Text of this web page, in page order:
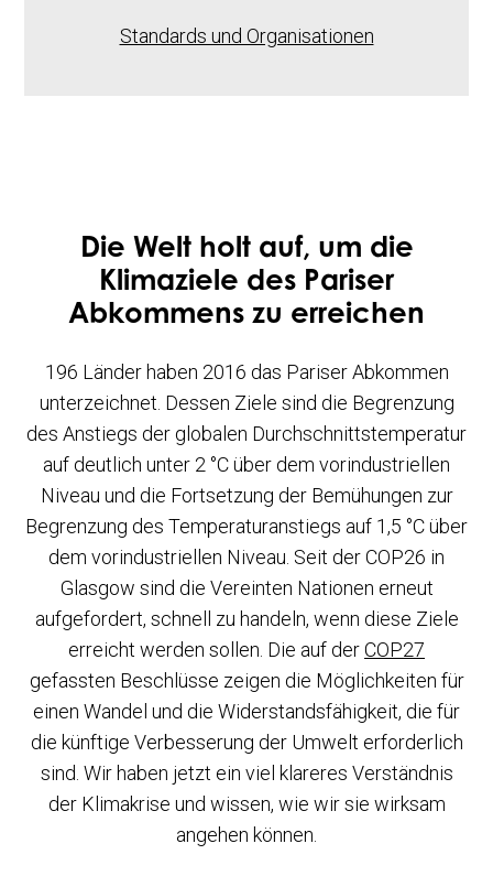
Standards und Organisationen
Die Welt holt auf, um die
Klimaziele des Pariser
Abkommens zu erreichen
196 Länder haben 2016 das Pariser Abkommen
unterzeichnet. Dessen Ziele sind die Begrenzung
des Anstiegs der globalen Durchschnittstemperatur
auf deutlich unter 2 °C über dem vorindustriellen
Niveau und die Fortsetzung der Bemühungen zur
Begrenzung des Temperaturanstiegs auf 1,5 °C über
dem vorindustriellen Niveau. Seit der COP26 in
Glasgow sind die Vereinten Nationen erneut
aufgefordert, schnell zu handeln, wenn diese Ziele
erreicht werden sollen. Die auf derCOP27
gefassten Beschlüsse zeigen die Möglichkeiten für
einen Wandel und die Widerstandsfähigkeit, die für
die künftige Verbesserung der Umwelt erforderlich
sind. Wir haben jetzt ein viel klareres Verständnis
der Klimakrise und wissen, wie wir sie wirksam
angehen können.